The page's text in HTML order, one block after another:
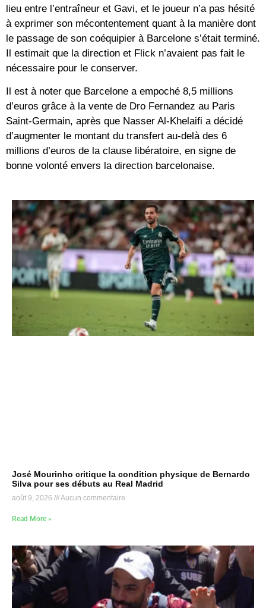
lieu entre l’entraîneur et Gavi, et le joueur n’a pas hésité
à exprimer son mécontentement quant à la manière dont
le passage de son coéquipier à Barcelone s’était terminé.
Il estimait que la direction et Flick n’avaient pas fait le
nécessaire pour le conserver.
Il est à noter que Barcelone a empoché 8,5 millions
d’euros grâce à la vente de Dro Fernandez au Paris
Saint-Germain, après que Nasser Al-Khelaifi a décidé
d’augmenter le montant du transfert au-delà des 6
millions d’euros de la clause libératoire, en signe de
bonne volonté envers la direction barcelonaise.
José Mourinho critique la condition physique de Bernardo
Silva pour ses débuts au Real Madrid
août 9, 2026 Aucun commentaire
Read More »